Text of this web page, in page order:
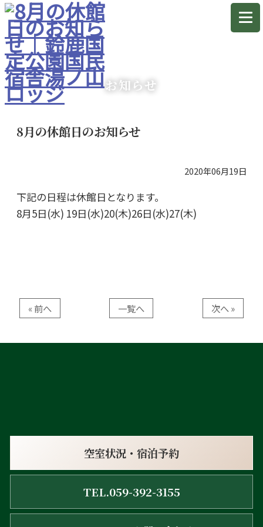
お知らせ
8月の休館日のお知らせ
2020年06月19日
下記の日程は休館日となります。
8月5日(水) 19日(水)20(木)26日(水)27(木)
« 前へ 一覧へ 次へ »
空室状況・宿泊予約
TEL.059-392-3155